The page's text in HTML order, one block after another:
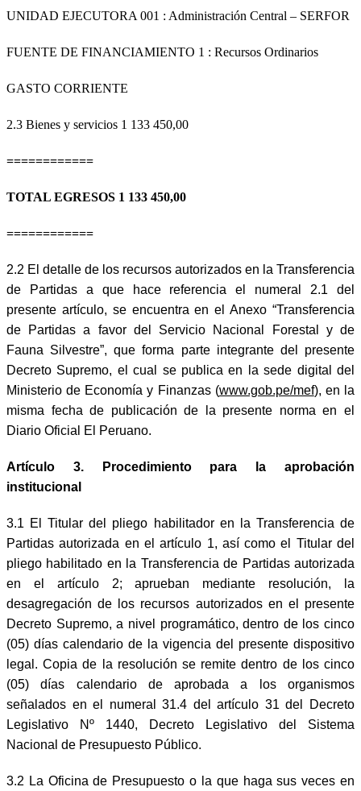
UNIDAD EJECUTORA 001 : Administración Central – SERFOR
FUENTE DE FINANCIAMIENTO 1 : Recursos Ordinarios
GASTO CORRIENTE
2.3 Bienes y servicios 1 133 450,00
============
TOTAL EGRESOS 1 133 450,00
============
2.2 El detalle de los recursos autorizados en la Transferencia
de Partidas a que hace referencia el numeral 2.1 del
presente artículo, se encuentra en el Anexo “Transferencia
de Partidas a favor del Servicio Nacional Forestal y de
Fauna Silvestre”, que forma parte integrante del presente
Decreto Supremo, el cual se publica en la sede digital del
Ministerio de Economía y Finanzas (www.gob.pe/mef), en la
misma fecha de publicación de la presente norma en el
Diario Oficial El Peruano.
Artículo 3. Procedimiento para la aprobación
institucional
3.1 El Titular del pliego habilitador en la Transferencia de
Partidas autorizada en el artículo 1, así como el Titular del
pliego habilitado en la Transferencia de Partidas autorizada
en el artículo 2; aprueban mediante resolución, la
desagregación de los recursos autorizados en el presente
Decreto Supremo, a nivel programático, dentro de los cinco
(05) días calendario de la vigencia del presente dispositivo
legal. Copia de la resolución se remite dentro de los cinco
(05) días calendario de aprobada a los organismos
señalados en el numeral 31.4 del artículo 31 del Decreto
Legislativo Nº 1440, Decreto Legislativo del Sistema
Nacional de Presupuesto Público.
3.2 La Oficina de Presupuesto o la que haga sus veces en